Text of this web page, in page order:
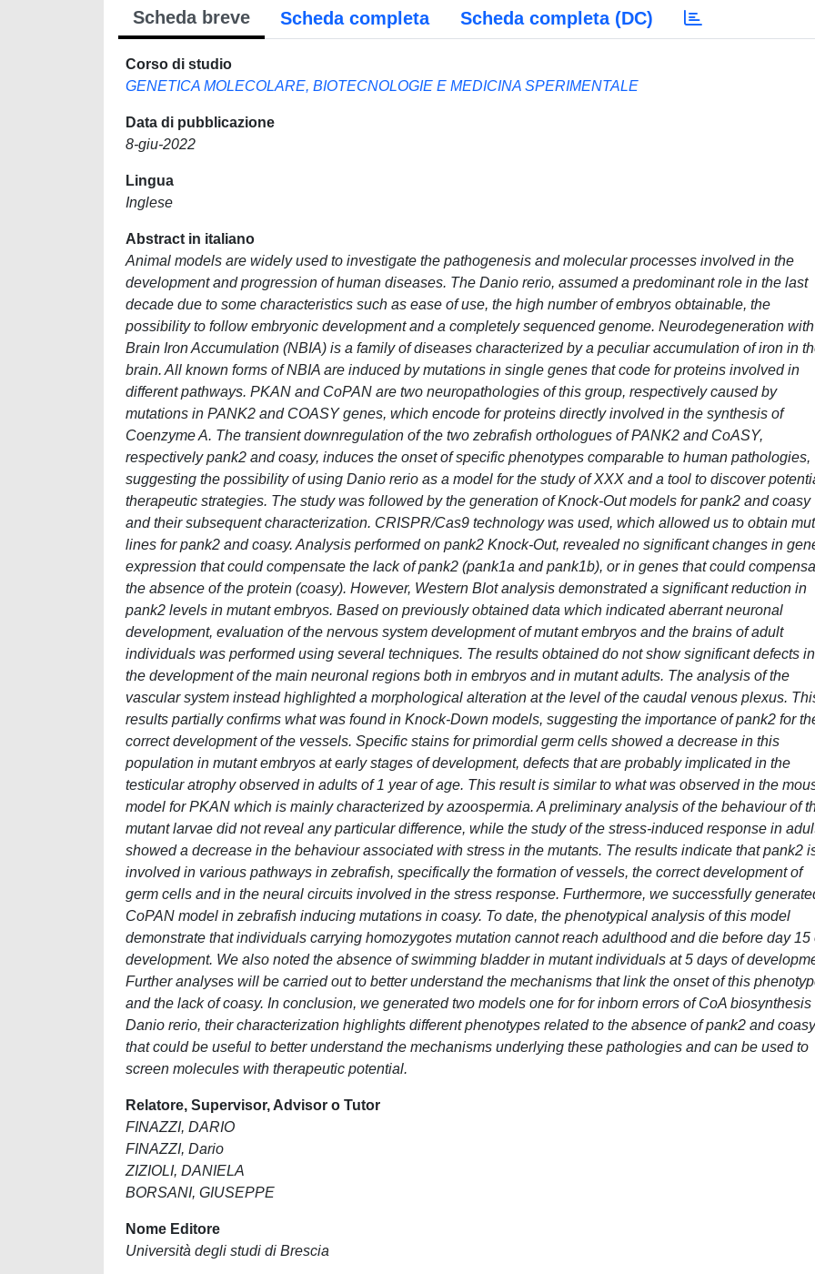
Scheda breve Scheda completa Scheda completa (DC)
Corso di studio
GENETICA MOLECOLARE, BIOTECNOLOGIE E MEDICINA SPERIMENTALE
Data di pubblicazione
8-giu-2022
Lingua
Inglese
Abstract in italiano
Animal models are widely used to investigate the pathogenesis and molecular processes involved in the
development and progression of human diseases. The Danio rerio, assumed a predominant role in the last
decade due to some characteristics such as ease of use, the high number of embryos obtainable, the
possibility to follow embryonic development and a completely sequenced genome. Neurodegeneration with
Brain Iron Accumulation (NBIA) is a family of diseases characterized by a peculiar accumulation of iron in
brain. All known forms of NBIA are induced by mutations in single genes that code for proteins involved in
different pathways. PKAN and CoPAN are two neuropathologies of this group, respectively caused by
mutations in PANK2 and COASY genes, which encode for proteins directly involved in the synthesis of
Coenzyme A. The transient downregulation of the two zebrafish orthologues of PANK2 and CoASY,
respectively pank2 and coasy, induces the onset of specific phenotypes comparable to human pathologies,
suggesting the possibility of using Danio rerio as a model for the study of XXX and a tool to discover
therapeutic strategies. The study was followed by the generation of Knock-Out models for pank2 and coasy
and their subsequent characterization. CRISPR/Cas9 technology was used, which allowed us to obtain
lines for pank2 and coasy. Analysis performed on pank2 Knock-Out, revealed no significant changes in
expression that could compensate the lack of pank2 (pank1a and pank1b), or in genes that could
the absence of the protein (coasy). However, Western Blot analysis demonstrated a significant reduction in
pank2 levels in mutant embryos. Based on previously obtained data which indicated aberrant neuronal
development, evaluation of the nervous system development of mutant embryos and the brains of adult
individuals was performed using several techniques. The results obtained do not show significant defects in
the development of the main neuronal regions both in embryos and in mutant adults. The analysis of the
vascular system instead highlighted a morphological alteration at the level of the caudal venous plexus.
results partially confirms what was found in Knock-Down models, suggesting the importance of pank2 for
correct development of the vessels. Specific stains for primordial germ cells showed a decrease in this
population in mutant embryos at early stages of development, defects that are probably implicated in the
testicular atrophy observed in adults of 1 year of age. This result is similar to what was observed in the
model for PKAN which is mainly characterized by azoospermia. A preliminary analysis of the behaviour of
mutant larvae did not reveal any particular difference, while the study of the stress-induced response in
showed a decrease in the behaviour associated with stress in the mutants. The results indicate that pank2
involved in various pathways in zebrafish, specifically the formation of vessels, the correct development of
germ cells and in the neural circuits involved in the stress response. Furthermore, we successfully
CoPAN model in zebrafish inducing mutations in coasy. To date, the phenotypical analysis of this model
demonstrate that individuals carrying homozygotes mutation cannot reach adulthood and die before day 15
development. We also noted the absence of swimming bladder in mutant individuals at 5 days of
Further analyses will be carried out to better understand the mechanisms that link the onset of this
and the lack of coasy. In conclusion, we generated two models one for for inborn errors of CoA biosynthesis
Danio rerio, their characterization highlights different phenotypes related to the absence of pank2 and coasy
that could be useful to better understand the mechanisms underlying these pathologies and can be used to
screen molecules with therapeutic potential.
Relatore, Supervisor, Advisor o Tutor
FINAZZI, DARIO
FINAZZI, Dario
ZIZIOLI, DANIELA
BORSANI, GIUSEPPE
Nome Editore
Università degli studi di Brescia